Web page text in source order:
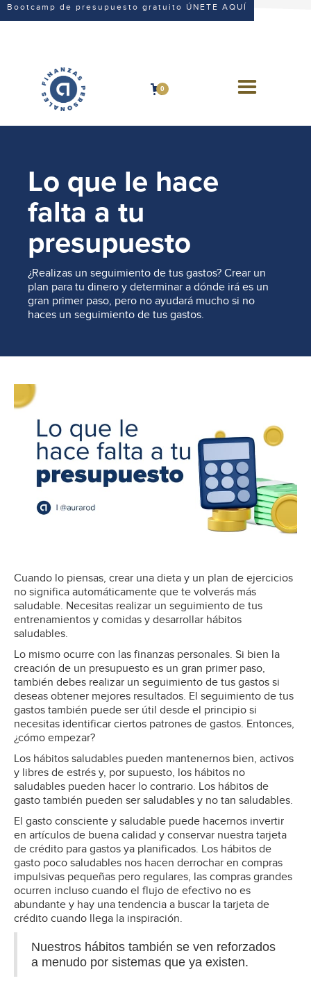
Bootcamp de presupuesto gratuito ÚNETE AQUÍ
0
Lo que le hace
falta a tu
presupuesto
¿Realizas un seguimiento de tus gastos? Crear un
plan para tu dinero y determinar a dónde irá es un
gran primer paso, pero no ayudará mucho si no
haces un seguimiento de tus gastos.
Cuando lo piensas, crear una dieta y un plan de ejercicios
no significa automáticamente que te volverás más
saludable. Necesitas realizar un seguimiento de tus
entrenamientos y comidas y desarrollar hábitos
saludables.
Lo mismo ocurre con las finanzas personales. Si bien la
creación de un presupuesto es un gran primer paso,
también debes realizar un seguimiento de tus gastos si
deseas obtener mejores resultados. El seguimiento de tus
gastos también puede ser útil desde el principio si
necesitas identificar ciertos patrones de gastos. Entonces,
¿cómo empezar?
Los hábitos saludables pueden mantenernos bien, activos
y libres de estrés y, por supuesto, los hábitos no
saludables pueden hacer lo contrario. Los hábitos de
gasto también pueden ser saludables y no tan saludables.
El gasto consciente y saludable puede hacernos invertir
en artículos de buena calidad y conservar nuestra tarjeta
de crédito para gastos ya planificados. Los hábitos de
gasto poco saludables nos hacen derrochar en compras
impulsivas pequeñas pero regulares, las compras grandes
ocurren incluso cuando el flujo de efectivo no es
abundante y hay una tendencia a buscar la tarjeta de
crédito cuando llega la inspiración.
Nuestros hábitos también se ven reforzados
a menudo por sistemas que ya existen.